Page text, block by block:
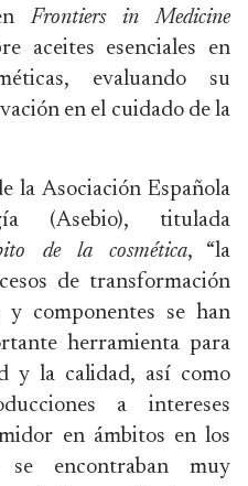
enFrontiers in Medicine
aceites esenciales en
evaluando su
en el cuidado de la
la Asociación Española
(Asebio), titulada
de la cosmética, “la
de transformación
y componentes se han
herramienta para
y la calidad, así como
a intereses
en ámbitos en los
encontraban muy